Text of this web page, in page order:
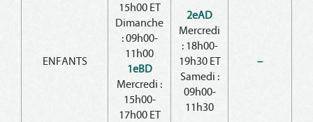
ENFANTS
15h00 ET
Dimanche
: 09h00-
11h00
1eBD
Mercredi :
15h00-
17h00 ET
2eAD
Mercredi
: 18h00-
19h30 ET
Samedi :
09h00-
11h30
–